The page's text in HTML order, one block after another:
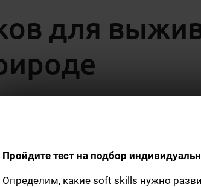
для
Пройдите тест на подбор
Определим, какие soft skills нужно